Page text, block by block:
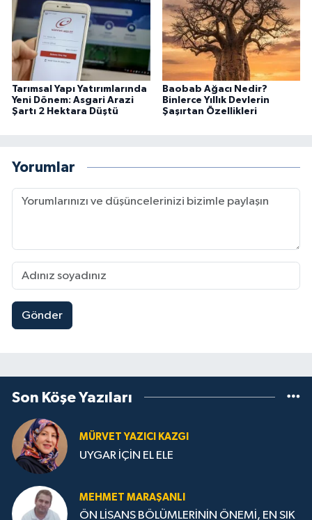
Tarımsal Yapı Yatırımlarında
Yeni Dönem: Asgari Arazi
Şartı 2 Hektara Düştü
Baobab Ağacı Nedir?
Binlerce Yıllık Devlerin
Şaşırtan Özellikleri
Yorumlar
Gönder
Son Köşe Yazıları
MÜRVET YAZICI KAZGI
UYGAR İÇİN EL ELE
MEHMET MARAŞANLI
ÖN LİSANS BÖLÜMLERİNİN ÖNEMİ, EN SIK